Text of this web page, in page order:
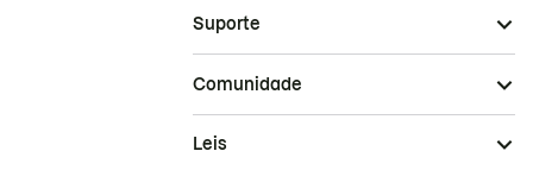
Suporte
Comunidade
Leis